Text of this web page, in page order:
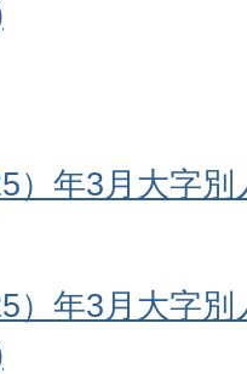
）年3月大字
）年3月大字